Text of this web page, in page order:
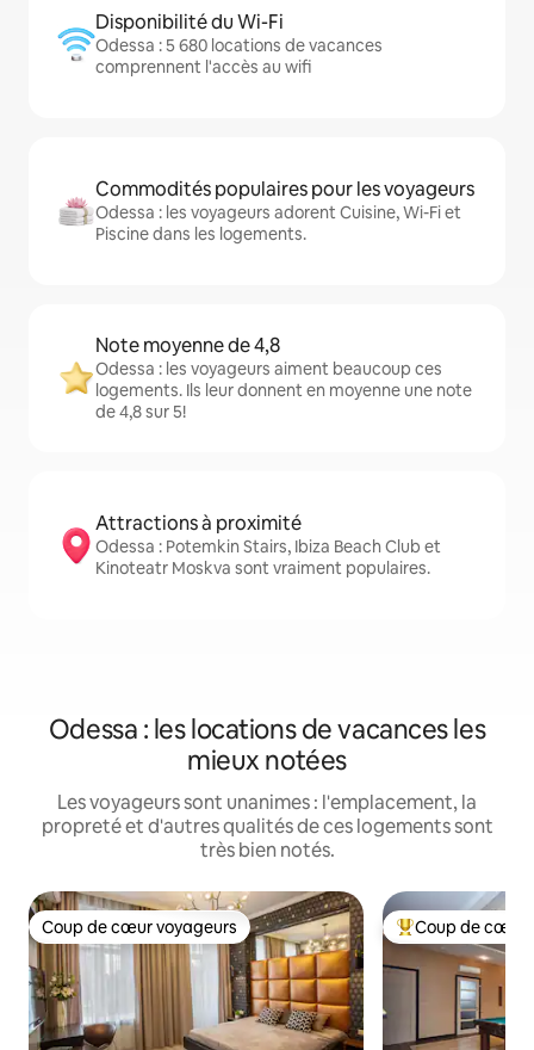
Disponibilité du Wi-Fi
Odessa : 5 680 locations de vacances
comprennent l'accès au wifi
Commodités populaires pour les voyageurs
Odessa : les voyageurs adorent Cuisine, Wi-Fi et
Piscine dans les logements.
Note moyenne de 4,8
Odessa : les voyageurs aiment beaucoup ces
logements. Ils leur donnent en moyenne une note
de 4,8 sur 5!
Attractions à proximité
Odessa : Potemkin Stairs, Ibiza Beach Club et
Kinoteatr Moskva sont vraiment populaires.
Odessa : les locations de vacances les
mieux notées
Les voyageurs sont unanimes : l'emplacement, la
propreté et d'autres qualités de ces logements sont
très bien notés.
Coup de cœur voyageurs
Coup de cœur voyageurs Coup de cœur
Coup de cœur